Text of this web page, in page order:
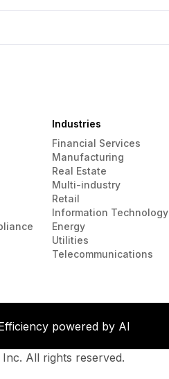
Industries
Financial Services
Manufacturing
Real Estate
Multi-industry
Retail
Information Technology
Energy
Utilities
Telecommunications
powered by AI
All rights reserved.